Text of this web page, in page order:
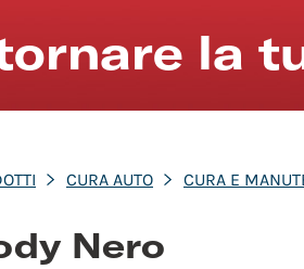
la
CURA AUTO CURA E
Nero